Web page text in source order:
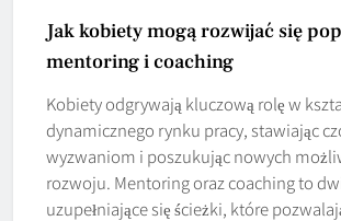
Jak kobiety mogą rozwijać się
mentoring i coaching
Kobiety odgrywają kluczową rolę w
dynamicznego rynku pracy, stawiając
wyzwaniom i poszukując nowych
rozwoju. Mentoring oraz coaching to
uzupełniające się ścieżki, które